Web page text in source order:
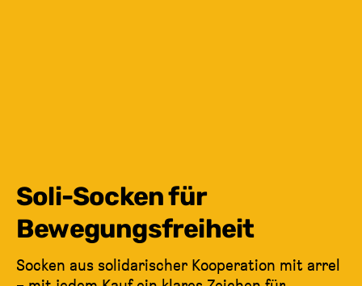
Soli-Socken für
Bewegungsfreiheit
Socken aus solidarischer Kooperation mit arrel